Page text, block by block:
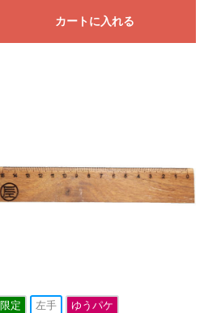
カートに入れる
限定 左手 ゆうパケ